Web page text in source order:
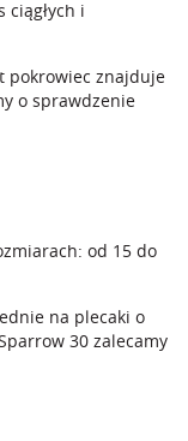
i
pokrowiec znajduje
o sprawdzenie
od 15 do
na plecaki o
30 zalecamy